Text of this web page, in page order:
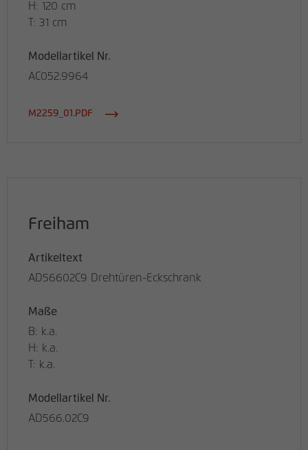
H: 120 cm
T: 31 cm
Modellartikel Nr.
AC052.9964
M2259_01.PDF
Freiham
Artikeltext
AD56602C9 Drehtüren-Eckschrank
Maße
B: k.a.
H: k.a.
T: k.a.
Modellartikel Nr.
AD566.02C9